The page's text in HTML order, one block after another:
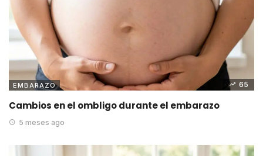
EMBARAZO 65
Cambios en el ombligo durante el embarazo
5 meses ago